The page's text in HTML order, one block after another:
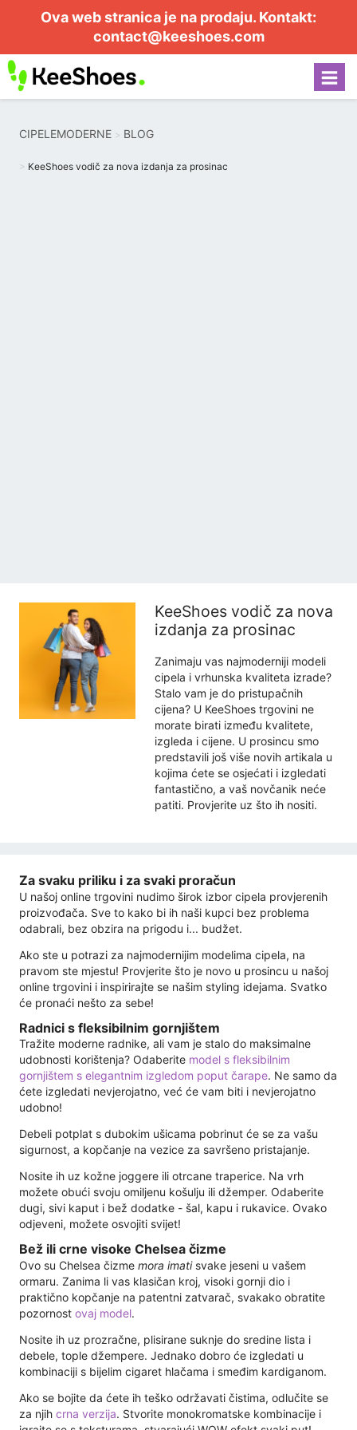
Ova web stranica je na prodaju. Kontakt:
contact@keeshoes.com
CIPELEMODERNE BLOG
KeeShoes vodič za nova izdanja za prosinac
KeeShoes vodič za nova
izdanja za prosinac
Zanimaju vas najmoderniji modeli
cipela i vrhunska kvaliteta izrade?
Stalo vam je do pristupačnih
cijena? U KeeShoes trgovini ne
morate birati između kvalitete,
izgleda i cijene. U prosincu smo
predstavili još više novih artikala u
kojima ćete se osjećati i izgledati
fantastično, a vaš novčanik neće
patiti. Provjerite uz što ih nositi.
Za svaku priliku i za svaki proračun
U našoj online trgovini nudimo širok izbor cipela provjerenih
proizvođača. Sve to kako bi ih naši kupci bez problema
odabrali, bez obzira na prigodu i... budžet.
Ako ste u potrazi za najmodernijim modelima cipela, na
pravom ste mjestu! Provjerite što je novo u prosincu u našoj
online trgovini i inspirirajte se našim styling idejama. Svatko
će pronaći nešto za sebe!
Radnici s fleksibilnim gornjištem
Tražite moderne radnike, ali vam je stalo do maksimalne
udobnosti korištenja? Odaberite model s fleksibilnim
gornjištem s elegantnim izgledom poput čarape. Ne samo da
ćete izgledati nevjerojatno, već će vam biti i nevjerojatno
udobno!
Debeli potplat s dubokim ušicama pobrinut će se za vašu
sigurnost, a kopčanje na vezice za savršeno pristajanje.
Nosite ih uz kožne joggere ili otrcane traperice. Na vrh
možete obući svoju omiljenu košulju ili džemper. Odaberite
dugi, sivi kaput i bež dodatke - šal, kapu i rukavice. Ovako
odjeveni, možete osvojiti svijet!
Bež ili crne visoke Chelsea čizme
Ovo su Chelsea čizme mora imatisvake jeseni u vašem
ormaru. Zanima li vas klasičan kroj, visoki gornji dio i
praktično kopčanje na patentni zatvarač, svakako obratite
pozornost ovaj model.
Nosite ih uz prozračne, plisirane suknje do sredine lista i
debele, tople džempere. Jednako dobro će izgledati u
kombinaciji s bijelim cigaret hlačama i smeđim kardiganom.
Ako se bojite da ćete ih teško održavati čistima, odlučite se
za njih crna verzija. Stvorite monokromatske kombinacije i